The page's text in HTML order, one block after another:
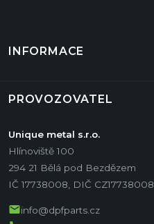
INFORMACE
PROVOZOVATEL
Unique metal s.r.o.
Hlínoviště 100
294 21 Bělá pod Bezdězem
IČ 17738008, DIČ CZ17738008
mailinfo@dpfparts.cz